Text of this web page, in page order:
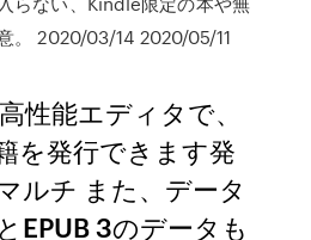
。 2020/03/14 2020/05/11
性能エディタで、
を発行できます発
ルチ また、データ
EPUB 3のデータも